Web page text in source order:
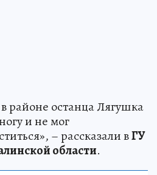
районе останца Лягушка
и не мог
– рассказали вГУ
области.